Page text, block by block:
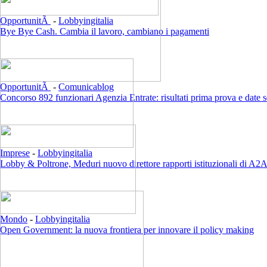
OpportunitÃ - Lobbyingitalia
Bye Bye Cash. Cambia il lavoro, cambiano i pagamenti
OpportunitÃ - Comunicablog
Concorso 892 funzionari Agenzia Entrate: risultati prima prova e date
Imprese - Lobbyingitalia
Lobby & Poltrone, Meduri nuovo direttore rapporti istituzionali di A2A
Mondo - Lobbyingitalia
Open Government: la nuova frontiera per innovare il policy making